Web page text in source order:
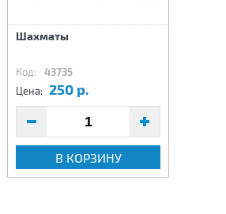
Шахматы
Код: 43735
Цена: 250 р.
В КОРЗИНУ